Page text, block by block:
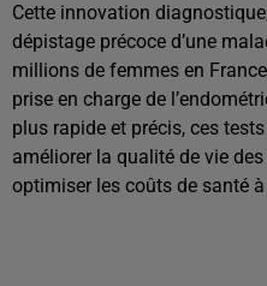
Cette innovation
dépistage précoce d’une
millions de femmes en
prise en charge de
plus rapide et précis, ces
améliorer la qualité de vie
optimiser les coûts de santé